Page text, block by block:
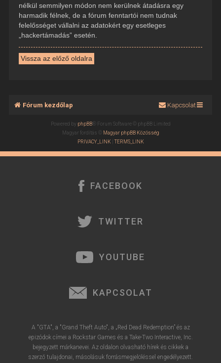
nélkül semmilyen módon nem kerülnek átadásra egy
harmadik félnek, de a fórum fenntartói nem tudnak
felelősséget vállalni az adatokért egy esetleges
„hackertámadás” esetén.
Vissza az előző oldalra
Fórum kezdőlap Kapcsolat
Powered by phpBB® Forum Software © phpBB Limited
Magyar fordítás © Magyar phpBB Közösség
PRIVACY_LINK |TERMS_LINK
FACEBOOK
TWITTER
YOUTUBE
KAPCSOLAT
A "GTA", a "Grand Theft Auto", a „Red Dead Redemption” és az
epizódok címei a Rockstar Games és a Take-Two Interactive, Inc.
bejegyzett márkanevei. Az oldalon olvasható hírek és cikkek a
szerző tulajdonai, másolásuk forrásmegjelöléssel engedélyezett.